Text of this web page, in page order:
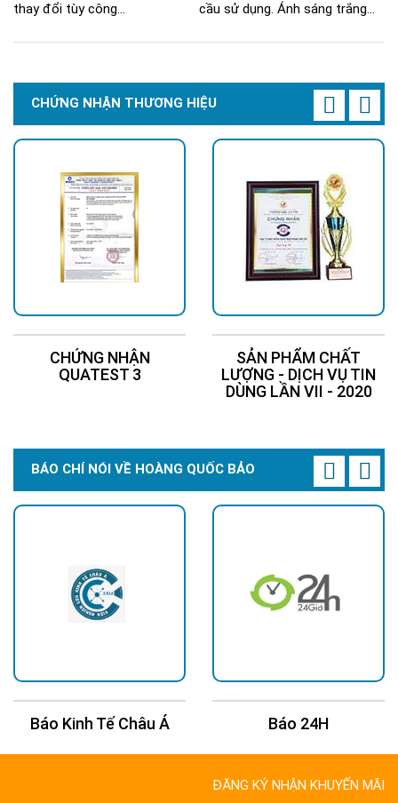
thay đổi tùy công...
cầu sử dụng. Ánh sáng trắng...
CHỨNG NHẬN THƯƠNG HIỆU
CHỨNG NHẬN
QUATEST 3
SẢN PHẨM CHẤT
LƯỢNG - DỊCH VỤ TIN
DÙNG LẦN VII - 2020
BÁO CHÍ NÓI VỀ HOÀNG QUỐC BẢO
Báo Kinh Tế Châu Á Báo 24H
ĐĂNG KÝ NHẬN KHUYẾN MÃI